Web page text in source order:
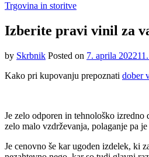
Trgovina in storitve
Izberite pravi vinil za
by Skrbnik Posted on 7. aprila 2022
Kako pri kupovanju prepoznati dober
Je zelo odporen in tehnološko izredno
zelo malo vzdrževanja, polaganje pa
Je cenovno še kar ugoden izdelek, ki